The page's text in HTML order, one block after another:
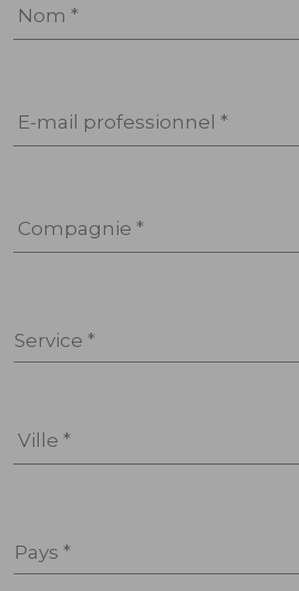
Nom *
E-mail professionnel *
Compagnie *
Service *
Ville *
Pays *